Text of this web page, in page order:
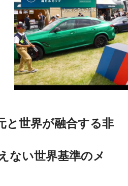
と世界が融合する非
ない世界基準のメ